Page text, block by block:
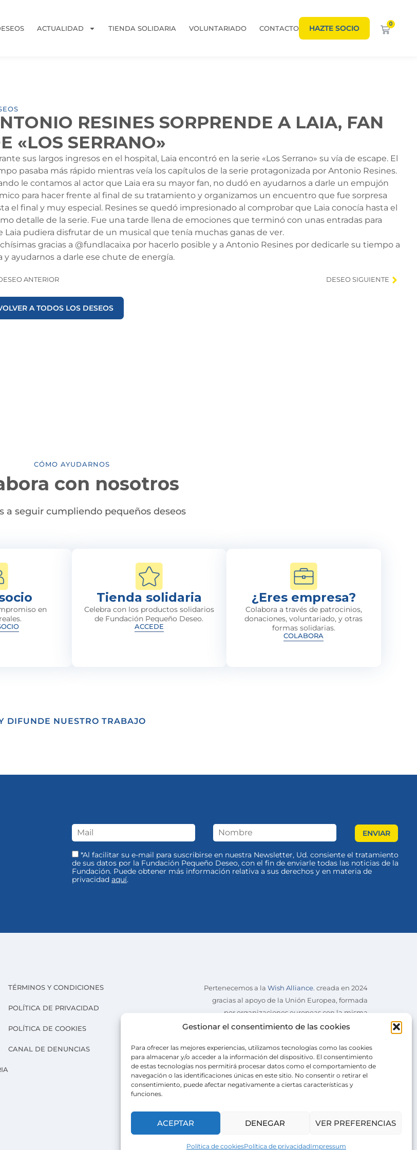
Gestionar el consentimiento de las cookies
Para ofrecer las mejores experiencias, utilizamos tecnologías como las cookies
para almacenar y/o acceder a la información del dispositivo. El consentimiento
de estas tecnologías nos permitirá procesar datos como el comportamiento de
navegación o las identificaciones únicas en este sitio. No consentir o retirar el
consentimiento, puede afectar negativamente a ciertas características y
funciones.
ACEPTAR DENEGAR VER PREFERENCIAS
Política de cookiesPolítica de privacidadImpressum
ACTUALIDAD TIENDA SOLIDARIA VOLUNTARIADO CONTACTO HAZTE SOCIO 0
RESINES SORPRENDE A LAIA, FAN
«LOS SERRANO»
sus largos ingresos en el hospital, Laia encontró en la serie «Los Serrano» su vía de escape. El
pasaba más rápido mientras veía los capítulos de la serie protagonizada por Antonio Resines.
le contamos al actor que Laia era su mayor fan, no dudó en ayudarnos a darle un empujón
para hacer frente al final de su tratamiento y organizamos un encuentro que fue sorpresa
el final y muy especial. Resines se quedó impresionado al comprobar que Laia conocía hasta el
detalle de la serie. Fue una tarde llena de emociones que terminó con unas entradas para
Laia pudiera disfrutar de un musical que tenía muchas ganas de ver.
gracias a @fundlacaixa por hacerlo posible y a Antonio Resines por dedicarle su tiempo a
y ayudarnos a darle ese chute de energía.
ANTERIOR DESEO SIGUIENTE
A TODOS LOS DESEOS
CÓMO AYUDARNOS
con nosotros
a seguir cumpliendo pequeños deseos
en
Tienda solidaria
Celebra con los productos solidarios
de Fundación Pequeño Deseo.
ACCEDE
¿Eres empresa?
Colabora a través de patrocinios,
donaciones, voluntariado, y otras
formas solidarias.
COLABORA
DIFUNDE NUESTRO TRABAJO
*Al facilitar su e-mail para suscribirse en nuestra Newsletter, Ud. consiente el tratamiento
de sus datos por la Fundación Pequeño Deseo, con el fin de enviarle todas las noticias de la
Fundación. Puede obtener más información relativa a sus derechos y en materia de
privacidad aquí.
TÉRMINOS Y CONDICIONES
POLÍTICA DE PRIVACIDAD
POLÍTICA DE COOKIES
CANAL DE DENUNCIAS
Pertenecemos a la Wish Alliance. creada en 2024
gracias al apoyo de la Unión Europea, formada
por organizaciones europeas con la misma
misión.